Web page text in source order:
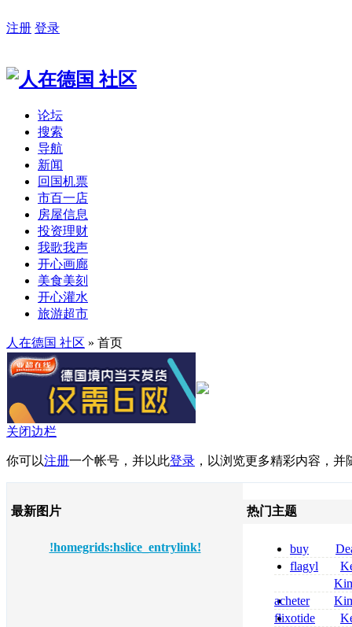
注册 登录
论坛
搜索
导航
新闻
回国机票
市百一店
房屋信息
投资理财
我歌我声
开心画廊
美食美刻
开心灌水
旅游超市
人在德国 社区 » 首页
关闭边栏
你可以注册一个帐号，并以此登录 ，以浏览更多精彩内容，
最新图片
!homegrids:hslice_entrylink!
热门主题
buy
pregabalin
pregabalin
flagyl
online
bestellen
nolvadex
nolvadex
acheter
celebrex
flixotide